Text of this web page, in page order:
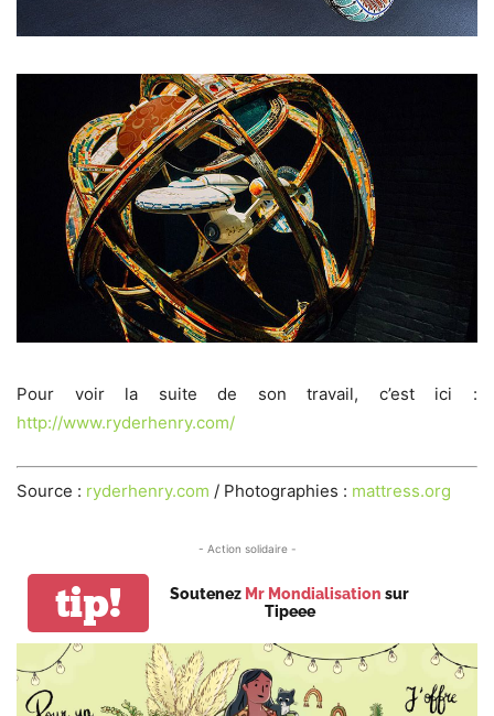
Pour voir la suite de son travail, c’est ici :
http://www.ryderhenry.com/
Source : ryderhenry.com / Photographies : mattress.org
- Action solidaire -
tip! Soutenez Mr Mondialisation sur
Tipeee